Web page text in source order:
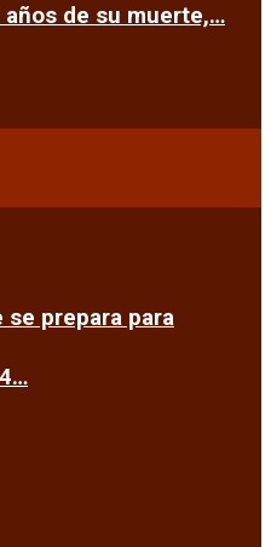
años de su muerte,…
se prepara para